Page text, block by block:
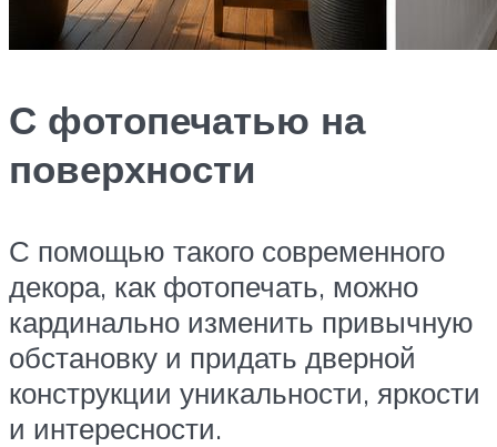
С фотопечатью на
поверхности
С помощью такого современного
декора, как фотопечать, можно
кардинально изменить привычную
обстановку и придать дверной
конструкции уникальности, яркости
и интересности.